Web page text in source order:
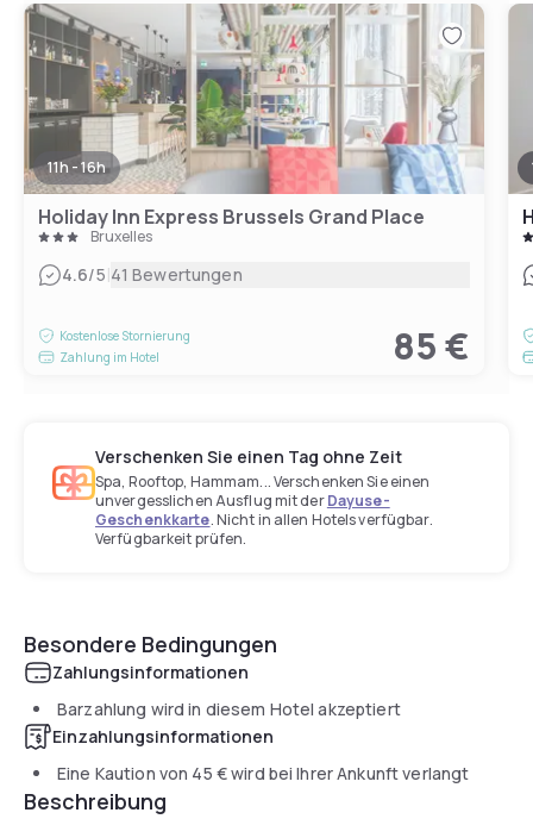
11h - 16h
Holiday Inn Express Brussels Grand Place
Bruxelles
4.6/5|41 Bewertungen
Kostenlose Stornierung
Zahlung im Hotel
85 €
Verschenken Sie einen Tag ohne Zeit
Spa, Rooftop, Hammam... Verschenken Sie einen
unvergesslichen Ausflug mit derDayuse-
Geschenkkarte. Nicht in allen Hotels verfügbar.
Verfügbarkeit prüfen.
Besondere Bedingungen
Zahlungsinformationen
Barzahlung wird in diesem Hotel akzeptiert
Einzahlungsinformationen
Eine Kaution von 45 €wird bei Ihrer Ankunft verlangt
Beschreibung